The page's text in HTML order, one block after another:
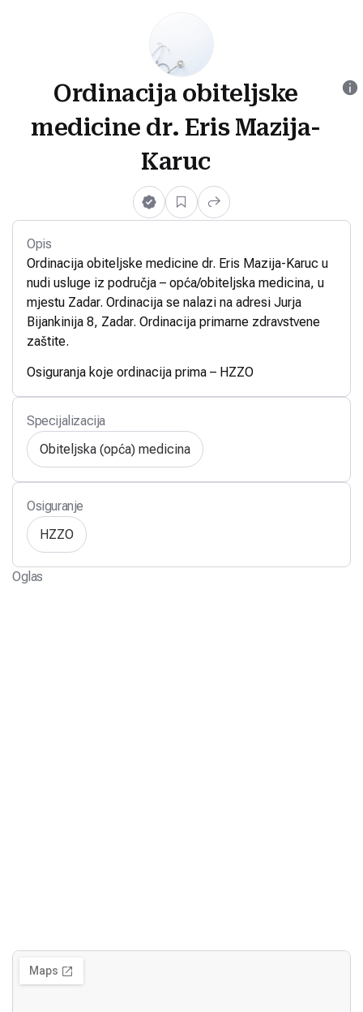
Ordinacija obiteljske
medicine dr. Eris Mazija-
Karuc
Opis
Ordinacija obiteljske medicine dr. Eris Mazija-Karuc u
nudi usluge iz područja – opća/obiteljska medicina, u
mjestu Zadar. Ordinacija se nalazi na adresi Jurja
Bijankinija 8, Zadar. Ordinacija primarne zdravstvene
zaštite.
Osiguranja koje ordinacija prima – HZZO
Specijalizacija
Obiteljska (opća) medicina
Osiguranje
HZZO
Oglas